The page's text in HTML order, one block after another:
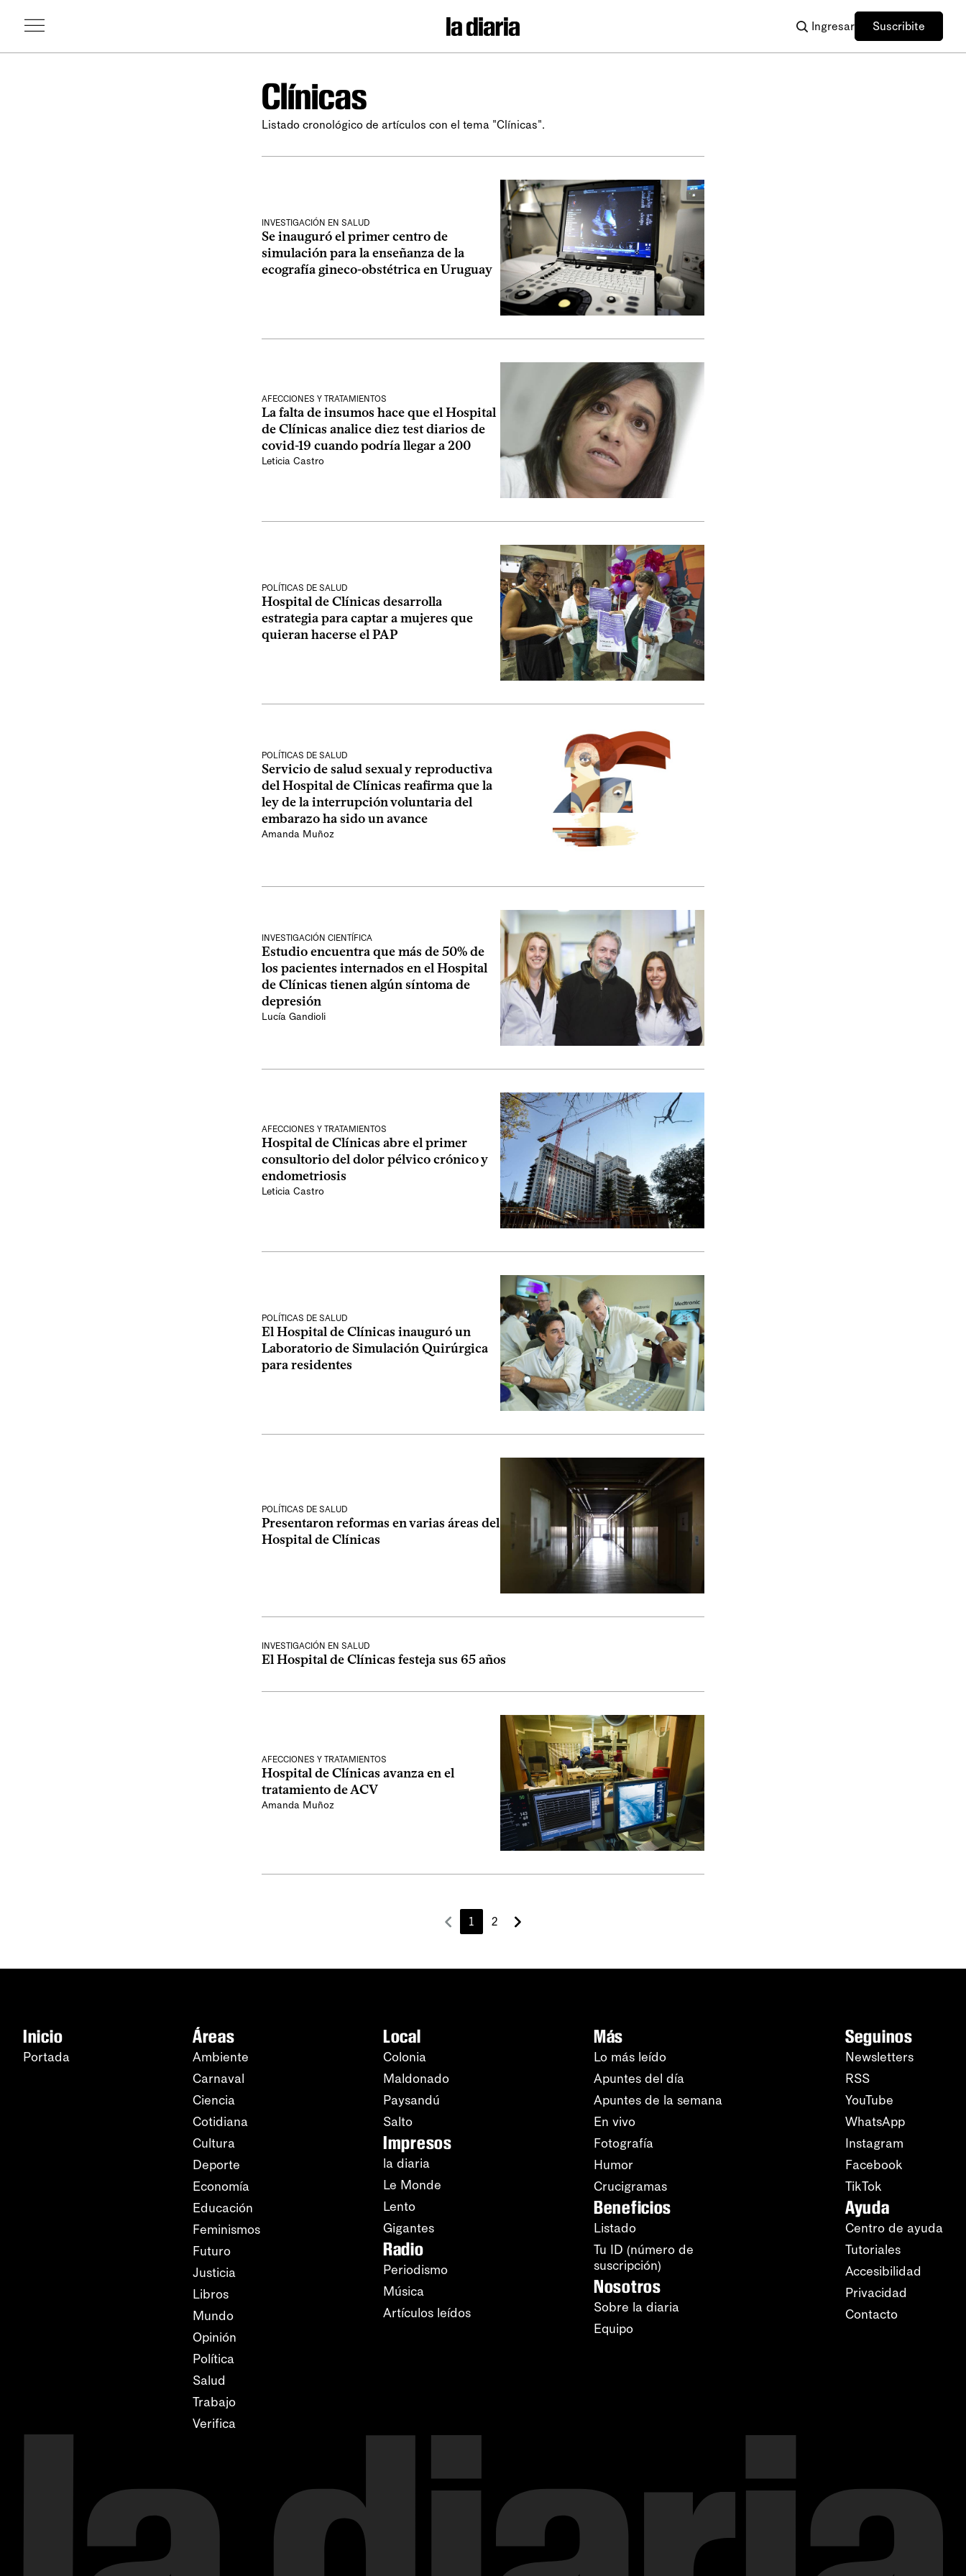
Ingresar Suscribite
Clínicas
Listado cronológico de artículos con el tema "Clínicas".
INVESTIGACIÓN EN SALUD
Se inauguró el primer centro de
simulación para la enseñanza de la
ecografía gineco-obstétrica en Uruguay
AFECCIONES Y TRATAMIENTOS
La falta de insumos hace que el Hospital
de Clínicas analice diez test diarios de
covid-19 cuando podría llegar a 200
Leticia Castro
POLÍTICAS DE SALUD
Hospital de Clínicas desarrolla
estrategia para captar a mujeres que
quieran hacerse el PAP
POLÍTICAS DE SALUD
Servicio de salud sexual y reproductiva
del Hospital de Clínicas reafirma que la
ley de la interrupción voluntaria del
embarazo ha sido un avance
Amanda Muñoz
INVESTIGACIÓN CIENTÍFICA
Estudio encuentra que más de 50% de
los pacientes internados en el Hospital
de Clínicas tienen algún síntoma de
depresión
Lucía Gandioli
AFECCIONES Y TRATAMIENTOS
Hospital de Clínicas abre el primer
consultorio del dolor pélvico crónico y
endometriosis
Leticia Castro
POLÍTICAS DE SALUD
El Hospital de Clínicas inauguró un
Laboratorio de Simulación Quirúrgica
para residentes
POLÍTICAS DE SALUD
Presentaron reformas en varias áreas del
Hospital de Clínicas
INVESTIGACIÓN EN SALUD
El Hospital de Clínicas festeja sus 65 años
AFECCIONES Y TRATAMIENTOS
Hospital de Clínicas avanza en el
tratamiento de ACV
Amanda Muñoz
1 2
Inicio
Portada
Áreas
Ambiente
Carnaval
Ciencia
Cotidiana
Cultura
Deporte
Economía
Educación
Feminismos
Futuro
Justicia
Libros
Mundo
Opinión
Política
Salud
Trabajo
Verifica
Local
Colonia
Maldonado
Paysandú
Salto
Impresos
la diaria
Le Monde
Lento
Gigantes
Radio
Periodismo
Música
Artículos leídos
Más
Lo más leído
Apuntes del día
Apuntes de la semana
En vivo
Fotografía
Humor
Crucigramas
Beneficios
Listado
Tu ID (número de
suscripción)
Nosotros
Sobre la diaria
Equipo
Seguinos
Newsletters
RSS
YouTube
WhatsApp
Instagram
Facebook
TikTok
Ayuda
Centro de ayuda
Tutoriales
Accesibilidad
Privacidad
Contacto